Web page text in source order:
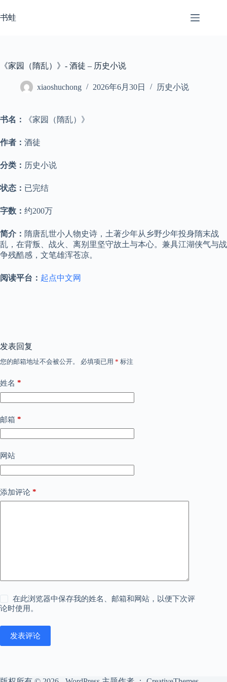
至
书蛙
《家园（隋乱）》- 酒徒 – 历史小说
xiaoshuchong 2026年6月30日 历史小说
书名： 《家园（隋乱）》
作者： 酒徒
分类： 历史小说
状态： 已完结
字数： 约200万
简介： 隋唐乱世小人物史诗，土著少年从乡野少年投身隋末战
乱，在背叛、战火、离别里坚守故土与本心。兼具江湖侠气与战
争残酷感，文笔雄浑苍凉。
阅读平台： 起点中文网
发表回复
您的邮箱地址不会被公开。 必填项已用 * 标注
姓名 *
邮箱 *
网站
添加评论 *
在此浏览器中保存我的姓名、邮箱和网站，以便下次评
论时使用。
发表评论